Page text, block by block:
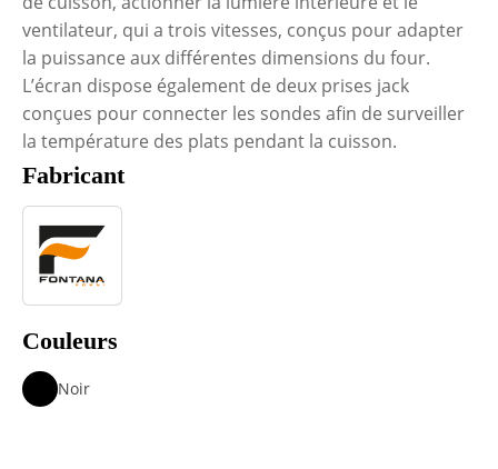
ventilateur, qui a trois vitesses, conçus pour adapter
la puissance aux différentes dimensions du four.
L’écran dispose également de deux prises jack
conçues pour connecter les sondes afin de surveiller
la température des plats pendant la cuisson.
Fabricant
Couleurs
Noir